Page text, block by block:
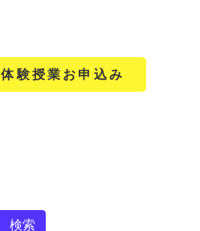
体験授業お申込み